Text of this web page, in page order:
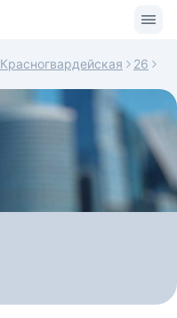
Красногвардейская 26